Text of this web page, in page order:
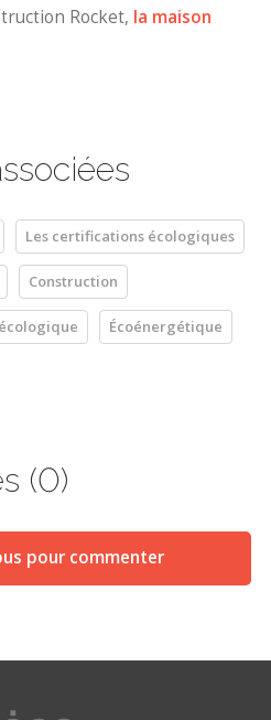
Rocket, la maison
Les certifications écologiques
Construction
Écoénergétique
(0)
pour commenter